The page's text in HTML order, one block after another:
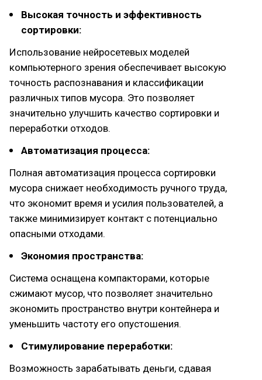
Высокая точность и эффективность
сортировки:
Использование нейросетевых моделей
компьютерного зрения обеспечивает высокую
точность распознавания и классификации
различных типов мусора. Это позволяет
значительно улучшить качество сортировки и
переработки отходов.
Автоматизация процесса:
Полная автоматизация процесса сортировки
мусора снижает необходимость ручного труда,
что экономит время и усилия пользователей, а
также минимизирует контакт с потенциально
опасными отходами.
Экономия пространства:
Система оснащена компакторами, которые
сжимают мусор, что позволяет значительно
экономить пространство внутри контейнера и
уменьшить частоту его опустошения.
Стимулирование переработки:
Возможность зарабатывать деньги, сдавая